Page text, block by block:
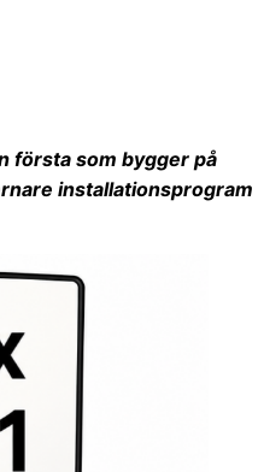
första som bygger på
installationsprogram